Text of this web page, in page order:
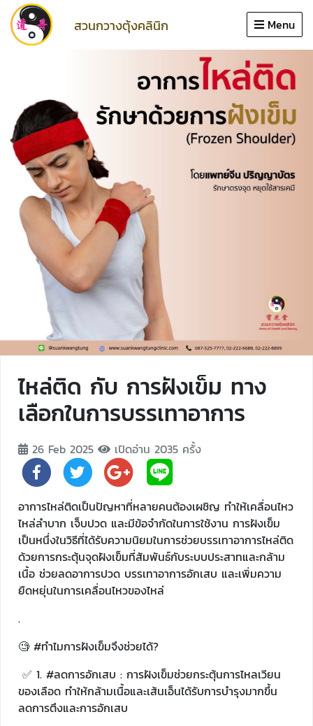
สวนกวางตุ้งคลินิก Menu
ชำนาญเฉพาะทาง
บริการ
แพทย์
รีวิว
บทความ
ประวัติคลินิก
ไหล่ติด กับ การฝังเข็ม ทาง
เลือกในการบรรเทาอาการ
26 Feb 2025 เปิดอ่าน 2035 ครั้ง
อาการไหล่ติดเป็นปัญหาที่หลายคนต้องเผชิญ ทำให้เคลื่อนไหว
ไหล่ลำบาก เจ็บปวด และมีข้อจำกัดในการใช้งาน การฝังเข็ม
เป็นหนึ่งในวิธีที่ได้รับความนิยมในการช่วยบรรเทาอาการไหล่ติด
ด้วยการกระตุ้นจุดฝังเข็มที่สัมพันธ์กับระบบประสาทและกล้าม
เนื้อ ช่วยลดอาการปวด บรรเทาอาการอักเสบ และเพิ่มความ
ยืดหยุ่นในการเคลื่อนไหวของไหล่
.
🧐 #ทำไมการฝังเข็มจึงช่วยได้?
✅ 1. #ลดการอักเสบ : การฝังเข็มช่วยกระตุ้นการไหลเวียน
ของเลือด ทำให้กล้ามเนื้อและเส้นเอ็นได้รับการบำรุงมากขึ้น
ลดการตึงและการอักเสบ